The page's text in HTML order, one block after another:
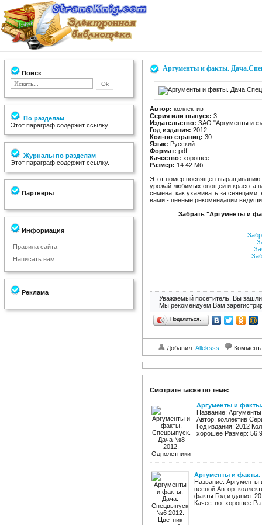
Поиск
По разделам
Этот параграф содержит ссылку.
Журналы по разделам
Этот параграф содержит ссылку.
Партнеры
Информация
Правила сайта
Написать нам
Реклама
Аргументы и факты.
Автор: коллектив
Серия или выпуск: 3
Издательство: ЗАО "Аргументы и
Год издания: 2012
Кол-во страниц: 30
Язык: Русский
Формат: pdf
Качество: хорошее
Размер: 14.42 Мб
Этот номер посвящен выращиванию
урожай любимых овощей и красота
семена, как ухаживать за
вами - ценные рекомендации
Забрать "Аргументы и
Уважаемый посетитель, Вы зашли
Мы рекомендуем Вам
Поделиться…
Добавил: Alleksss
Смотрите также по теме:
Аргументы и
Название:
Автор: коллектив
Год издания: 2012
хорошее Размер:
Аргументы и факты.
Название:
весной Автор:
факты Год издания:
Качество: хорошее